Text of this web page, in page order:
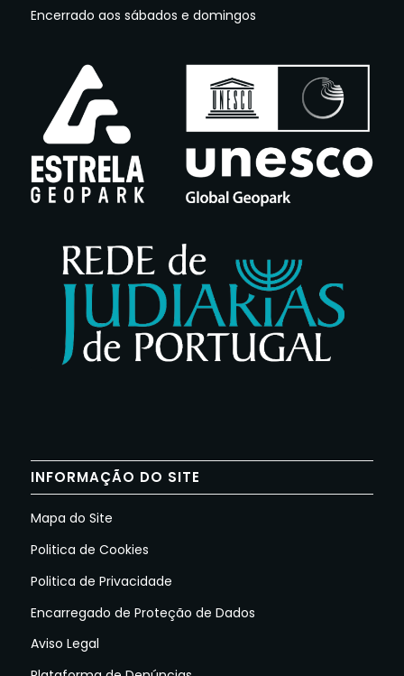
Encerrado aos sábados e domingos
INFORMAÇÃO DO SITE
Mapa do Site
Politica de Cookies
Politica de Privacidade
Encarregado de Proteção de Dados
Aviso Legal